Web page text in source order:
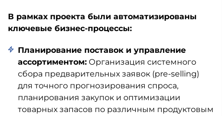
В рамках проекта были автоматизированы
ключевые бизнес-процессы:
Планирование поставок и управление
ассортиментом: Организация системного
сбора предварительных заявок (pre-selling)
для точного прогнозирования спроса,
планирования закупок и оптимизации
товарных запасов по различным продуктовым